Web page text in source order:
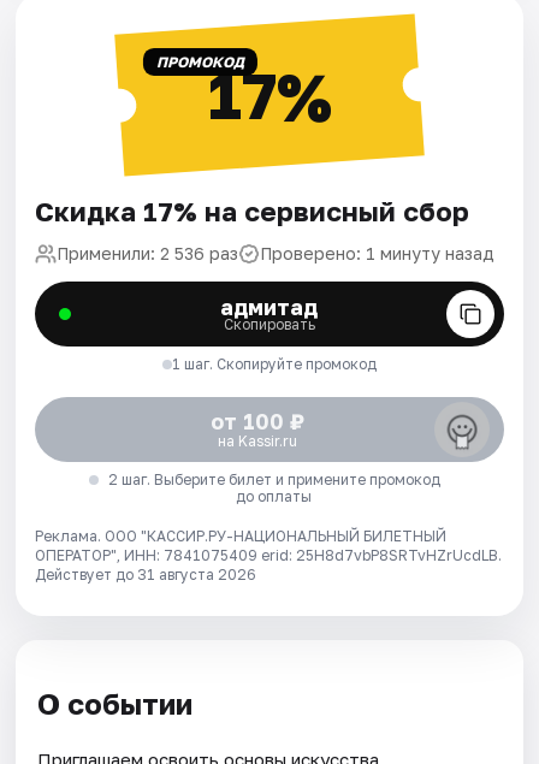
ПРОМОКОД17%
Скидка 17% на сервисный сбор
Применили: 2 536 раз Проверено: 1 минуту назад
адмитад
Скопировать
1 шаг. Скопируйте промокод
от 100 ₽
на Kassir.ru
2 шаг. Выберите билет и примените промокод
до оплаты
Реклама. ООО "КАССИР.РУ-НАЦИОНАЛЬНЫЙ БИЛЕТНЫЙ
ОПЕРАТОР", ИНН: 7841075409 erid: 25H8d7vbP8SRTvHZrUcdLB.
Действует до 31 августа 2026
О событии
Приглашаем освоить основы искусства